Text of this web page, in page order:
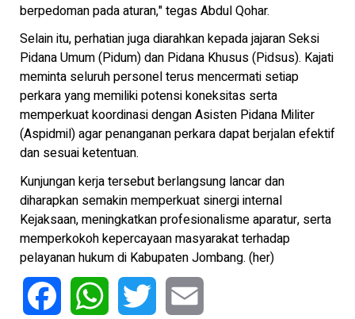
berpedoman pada aturan," tegas Abdul Qohar.
Selain itu, perhatian juga diarahkan kepada jajaran Seksi
Pidana Umum (Pidum) dan Pidana Khusus (Pidsus). Kajati
meminta seluruh personel terus mencermati setiap
perkara yang memiliki potensi koneksitas serta
memperkuat koordinasi dengan Asisten Pidana Militer
(Aspidmil) agar penanganan perkara dapat berjalan efektif
dan sesuai ketentuan.
Kunjungan kerja tersebut berlangsung lancar dan
diharapkan semakin memperkuat sinergi internal
Kejaksaan, meningkatkan profesionalisme aparatur, serta
memperkokoh kepercayaan masyarakat terhadap
pelayanan hukum di Kabupaten Jombang. (her)